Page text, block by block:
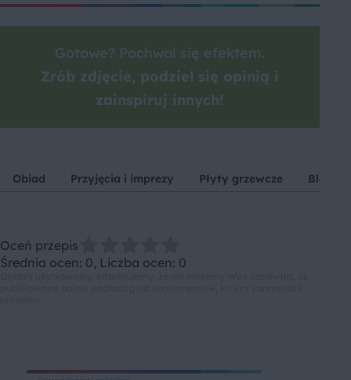
Gotowe? Pochwal się efektem.
Zrób zdjęcie, podziel się opinią i
zainspiruj innych!
Obiad Przyjęcia i imprezy Płyty grzewcze
Oceń przepis
Średnia ocen: 0, Liczba ocen: 0